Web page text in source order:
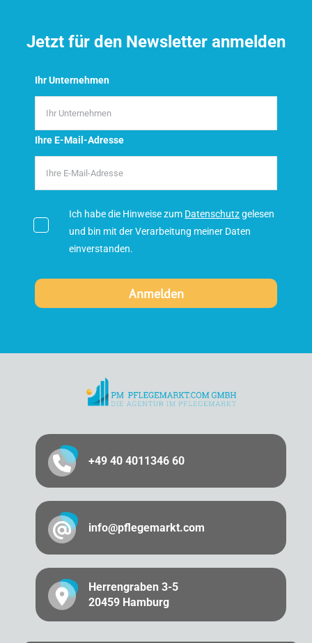
Jetzt für den Newsletter anmelden
Ihr Unternehmen
Ihre E-Mail-Adresse
Ich habe die Hinweise zum Datenschutzgelesen
und bin mit der Verarbeitung meiner Daten
einverstanden.
+49 40 4011346 60
info@pflegemarkt.com
Herrengraben 3-5
20459 Hamburg